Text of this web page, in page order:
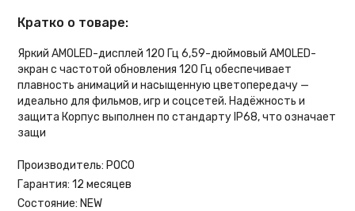
Кратко о товаре:
Яркий AMOLED-дисплей 120 Гц 6,59-дюймовый AMOLED-
экран с частотой обновления 120 Гц обеспечивает
плавность анимаций и насыщенную цветопередачу —
идеально для фильмов, игр и соцсетей. Надёжность и
защита Корпус выполнен по стандарту IP68, что означает
защи
Производитель: POCO
Гарантия: 12 месяцев
Состояние: NEW